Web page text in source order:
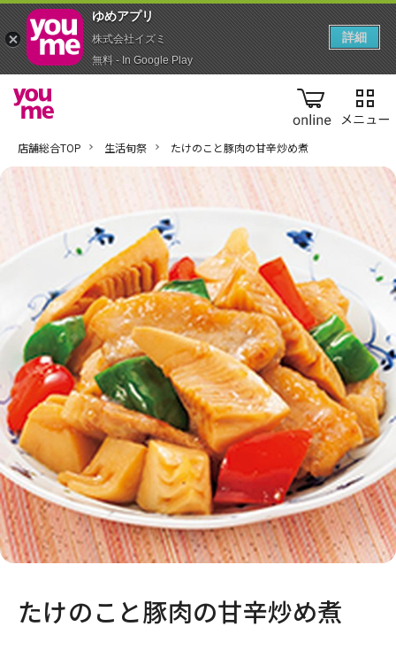
online
店舗総合TOP 生活旬祭 たけのこと豚肉の甘辛炒め煮
たけのこと豚肉の甘辛炒め煮
ゆめアプ‪リ‬
株式会社イズミ
無料 - In Google Play
詳細